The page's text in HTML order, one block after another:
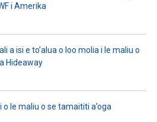
i Amerika
a isi e to’alua o loo molia i le maliu o
Hideaway
o le maliu o se tamaititi a’oga